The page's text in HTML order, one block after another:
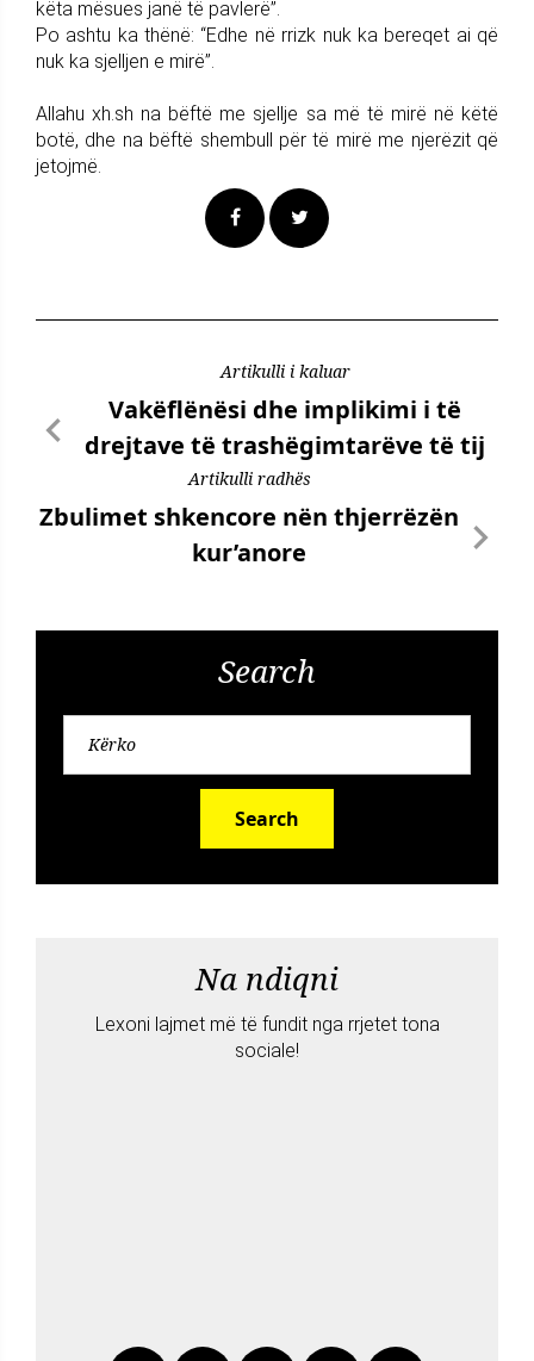
këta mësues janë të pavlerë”.
Po ashtu ka thënë: “Edhe në rrizk nuk ka bereqet ai që
nuk ka sjelljen e mirë”.
Allahu xh.sh na bëftë me sjellje sa më të mirë në këtë
botë, dhe na bëftë shembull për të mirë me njerëzit që
jetojmë.
Artikulli i kaluar
Vakëflënësi dhe implikimi i të
drejtave të trashëgimtarëve të tij
Artikulli radhës
Zbulimet shkencore nën thjerrëzën
kur’anore
Search
Search
Na ndiqni
Lexoni lajmet më të fundit nga rrjetet tona
sociale!